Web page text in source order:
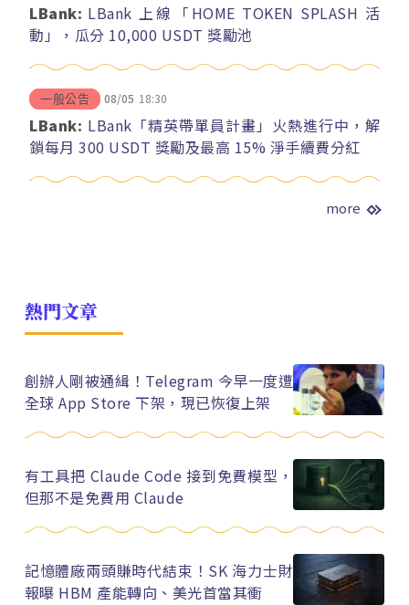
LBank: LBank 上線「HOME TOKEN SPLASH 活
動」，瓜分 10,000 USDT 獎勵池
一般公告 08/05 18:30
LBank: LBank「精英帶單員計畫」火熱進行中，解
鎖每月 300 USDT 獎勵及最高 15% 淨手續費分紅
more
熱門文章
創辦人剛被通緝！Telegram 今早一度遭
全球 App Store 下架，現已恢復上架
有工具把 Claude Code 接到免費模型，
但那不是免費用 Claude
記憶體廠兩頭賺時代結束！SK 海力士財
報曝 HBM 產能轉向、美光首當其衝